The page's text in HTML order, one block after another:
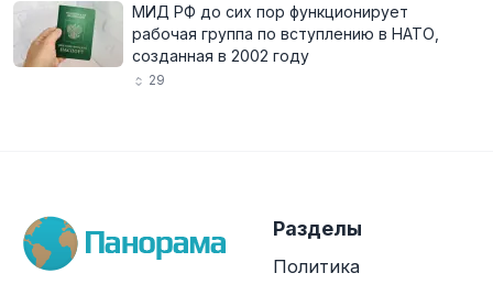
МИД РФ до сих пор функционирует
рабочая группа по вступлению в НАТО,
созданная в 2002 году
29
Разделы
Политика